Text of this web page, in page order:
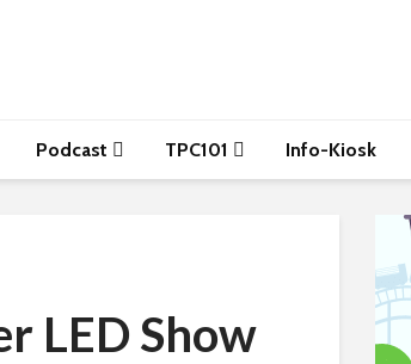
Podcast TPC101 Info-Kiosk
LED Show